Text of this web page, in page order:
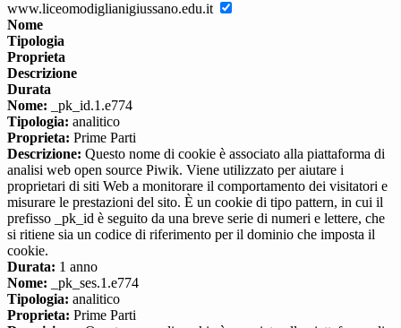
www.liceomodiglianigiussano.edu.it
Nome
Tipologia
Proprieta
Descrizione
Durata
Nome: _pk_id.1.e774
Tipologia: analitico
Proprieta: Prime Parti
Descrizione: Questo nome di cookie è associato alla piattaforma di
analisi web open source Piwik. Viene utilizzato per aiutare i
proprietari di siti Web a monitorare il comportamento dei visitatori e
misurare le prestazioni del sito. È un cookie di tipo pattern, in cui il
prefisso _pk_id è seguito da una breve serie di numeri e lettere, che
si ritiene sia un codice di riferimento per il dominio che imposta il
cookie.
Durata: 1 anno
Nome: _pk_ses.1.e774
Tipologia: analitico
Proprieta: Prime Parti